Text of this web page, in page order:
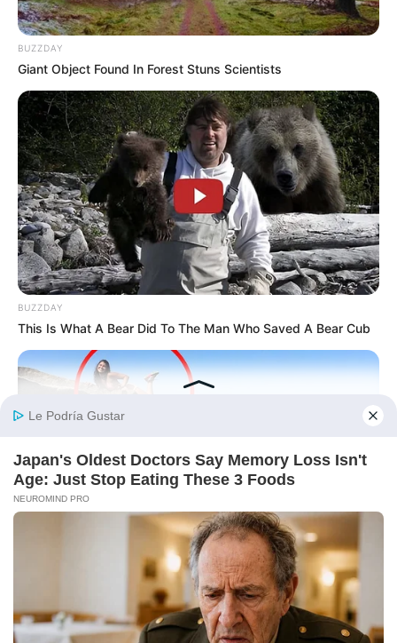
BUZZDAY
Giant Object Found In Forest Stuns Scientists
BUZZDAY
This Is What A Bear Did To The Man Who Saved A Bear Cub
Shocking Photos Taken Seconds Before The Disaster